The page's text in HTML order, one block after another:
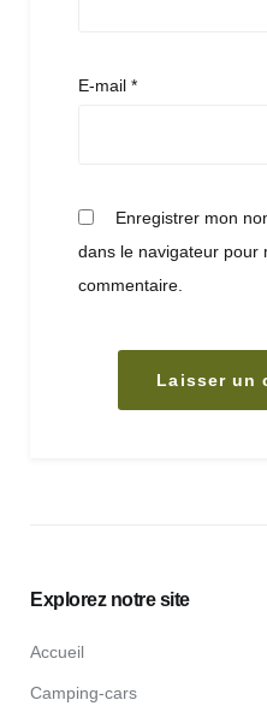
E-mail *
Enregistrer mon
dans le navigateur pour
commentaire.
Explorez notre site
Accueil
Camping-cars